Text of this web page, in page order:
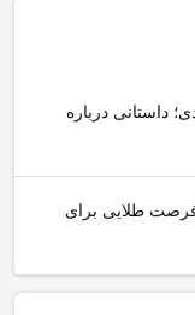
داستانی درباره
فرصت طلایی برای